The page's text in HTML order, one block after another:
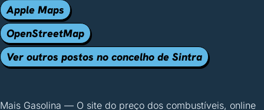
Apple Maps
OpenStreetMap
Ver outros postos no concelho de Sintra
Mais Gasolina — O site do preço dos combustíveis, online